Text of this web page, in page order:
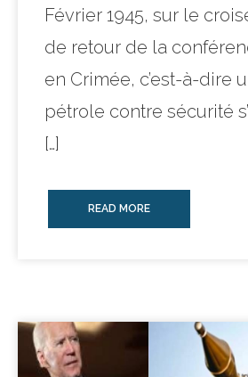
Février 1945, sur le
de retour de la
en Crimée, c’est-à-dire
pétrole contre sécurité
[…]
READ MORE